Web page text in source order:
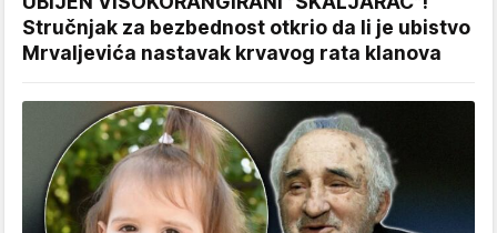
Stručnjak za bezbednost otkrio da li je ubistvo
Mrvaljevića nastavak krvavog rata klanova